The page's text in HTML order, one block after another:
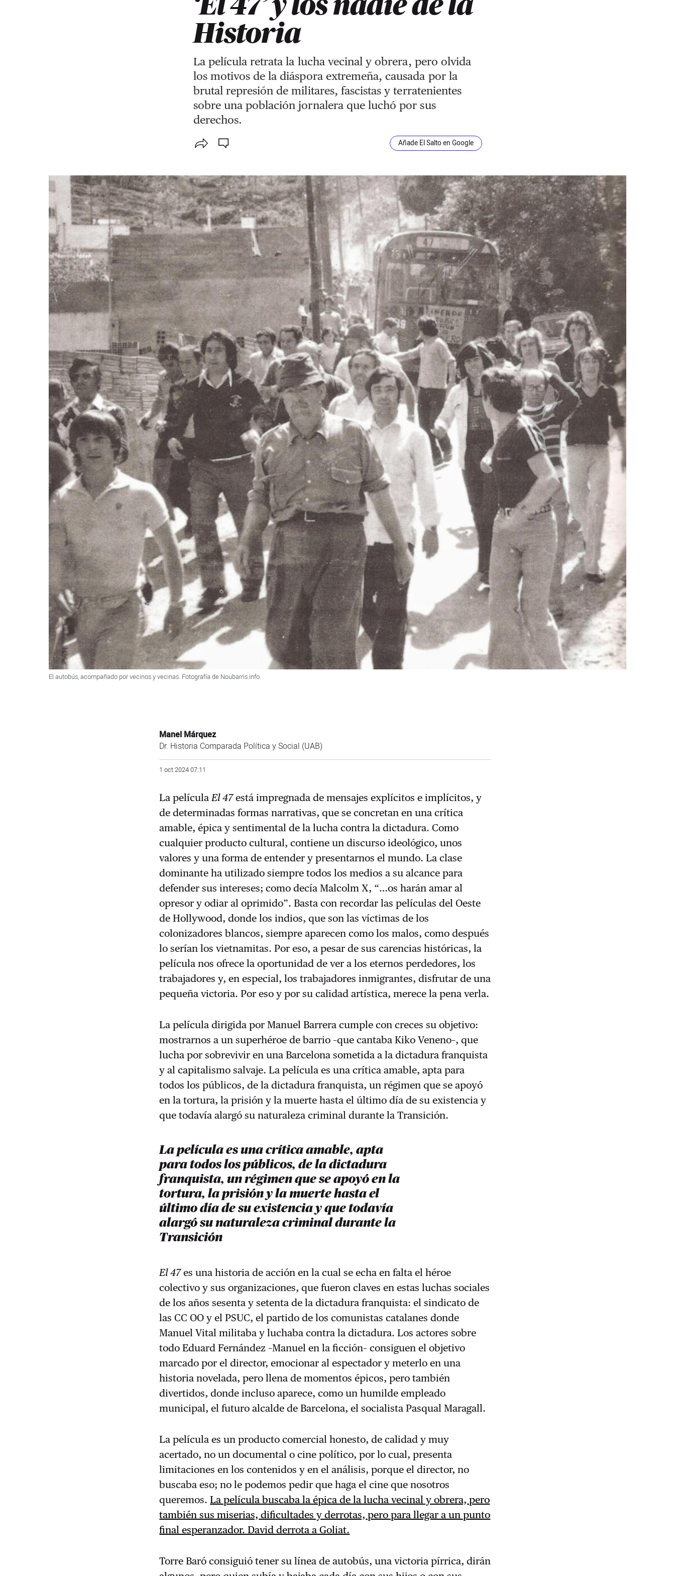
‘El 47’ y los nadie de la
Historia
La película retrata la lucha vecinal y obrera, pero olvida
los motivos de la diáspora extremeña, causada por la
brutal represión de militares, fascistas y terratenientes
sobre una población jornalera que luchó por sus
derechos.
Añade El Salto en Google
El autobús, acompañado por vecinos y vecinas. Fotografía de Noubarris.info.
Manel Márquez
Dr. Historia Comparada Política y Social (UAB)
1 oct 2024 07:11
La película El 47está impregnada de mensajes explícitos e implícitos, y
de determinadas formas narrativas, que se concretan en una crítica
amable, épica y sentimental de la lucha contra la dictadura. Como
cualquier producto cultural, contiene un discurso ideológico, unos
valores y una forma de entender y presentarnos el mundo. La clase
dominante ha utilizado siempre todos los medios a su alcance para
defender sus intereses; como decía Malcolm X, “…os harán amar al
opresor y odiar al oprimido”. Basta con recordar las películas del Oeste
de Hollywood, donde los indios, que son las víctimas de los
colonizadores blancos, siempre aparecen como los malos, como después
lo serían los vietnamitas. Por eso, a pesar de sus carencias históricas, la
película nos ofrece la oportunidad de ver a los eternos perdedores, los
trabajadores y, en especial, los trabajadores inmigrantes, disfrutar de una
pequeña victoria. Por eso y por su calidad artística, merece la pena verla.
La película dirigida por Manuel Barrera cumple con creces su objetivo:
mostrarnos a un superhéroe de barrio –que cantaba Kiko Veneno–, que
lucha por sobrevivir en una Barcelona sometida a la dictadura franquista
y al capitalismo salvaje. La película es una crítica amable, apta para
todos los públicos, de la dictadura franquista, un régimen que se apoyó
en la tortura, la prisión y la muerte hasta el último día de su existencia y
que todavía alargó su naturaleza criminal durante la Transición.
La película es una crítica amable, apta
para todos los públicos, de la dictadura
franquista, un régimen que se apoyó en la
tortura, la prisión y la muerte hasta el
último día de su existencia y que todavía
alargó su naturaleza criminal durante la
Transición
El 47es una historia de acción en la cual se echa en falta el héroe
colectivo y sus organizaciones, que fueron claves en estas luchas sociales
de los años sesenta y setenta de la dictadura franquista: el sindicato de
las CC OO y el PSUC, el partido de los comunistas catalanes donde
Manuel Vital militaba y luchaba contra la dictadura. Los actores sobre
todo Eduard Fernández –Manuel en la ficción– consiguen el objetivo
marcado por el director, emocionar al espectador y meterlo en una
historia novelada, pero llena de momentos épicos, pero también
divertidos, donde incluso aparece, como un humilde empleado
municipal, el futuro alcalde de Barcelona, el socialista Pasqual Maragall.
La película es un producto comercial honesto, de calidad y muy
acertado, no un documental o cine político, por lo cual, presenta
limitaciones en los contenidos y en el análisis, porque el director, no
buscaba eso; no le podemos pedir que haga el cine que nosotros
queremos.La película buscaba la épica de la lucha vecinal y obrera, pero
también sus miserias, dificultades y derrotas, pero para llegar a un punto
final esperanzador. David derrota a Goliat.
Torre Baró consiguió tener su línea de autobús, una victoria pírrica, dirán